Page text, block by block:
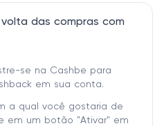
das compras com
se na Cashbe para
em sua conta.
a qual você gostaria de
em um botão "Ativar" em